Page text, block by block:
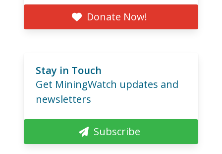
Donate Now!
Stay in Touch
Get MiningWatch updates and
newsletters
Subscribe